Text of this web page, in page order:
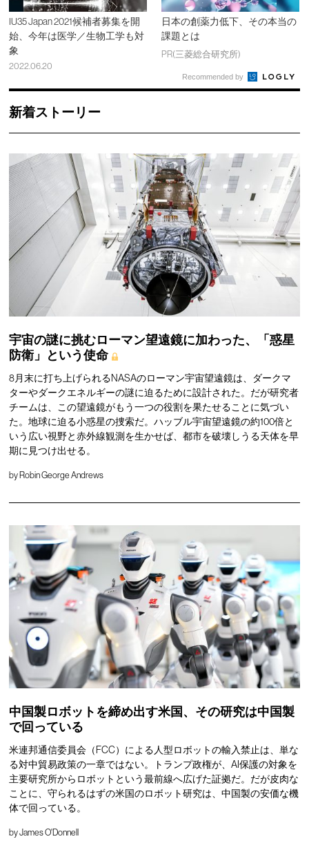
IU35 Japan 2021候補者募集を開
始、今年は医学／生物工学も対
象
2022.06.20
日本の創薬力低下、その本当の
課題とは
PR(三菱総合研究所)
Recommended by
新着ストーリー
宇宙の謎に挑むローマン望遠鏡に加わった、「惑星
防衛」という使命
8月末に打ち上げられるNASAのローマン宇宙望遠鏡は、ダークマ
ターやダークエネルギーの謎に迫るために設計された。だが研究者
チームは、この望遠鏡がもう一つの役割を果たせることに気づい
た。地球に迫る小惑星の捜索だ。ハッブル宇宙望遠鏡の約100倍と
いう広い視野と赤外線観測を生かせば、都市を破壊しうる天体を早
期に見つけ出せる。
byRobin George Andrews
中国製ロボットを締め出す米国、その研究は中国製
で回っている
米連邦通信委員会（FCC）による人型ロボットの輸入禁止は、単な
る対中貿易政策の一章ではない。トランプ政権が、AI保護の対象を
主要研究所からロボットという最前線へ広げた証拠だ。だが皮肉な
ことに、守られるはずの米国のロボット研究は、中国製の安価な機
体で回っている。
byJames O'Donnell